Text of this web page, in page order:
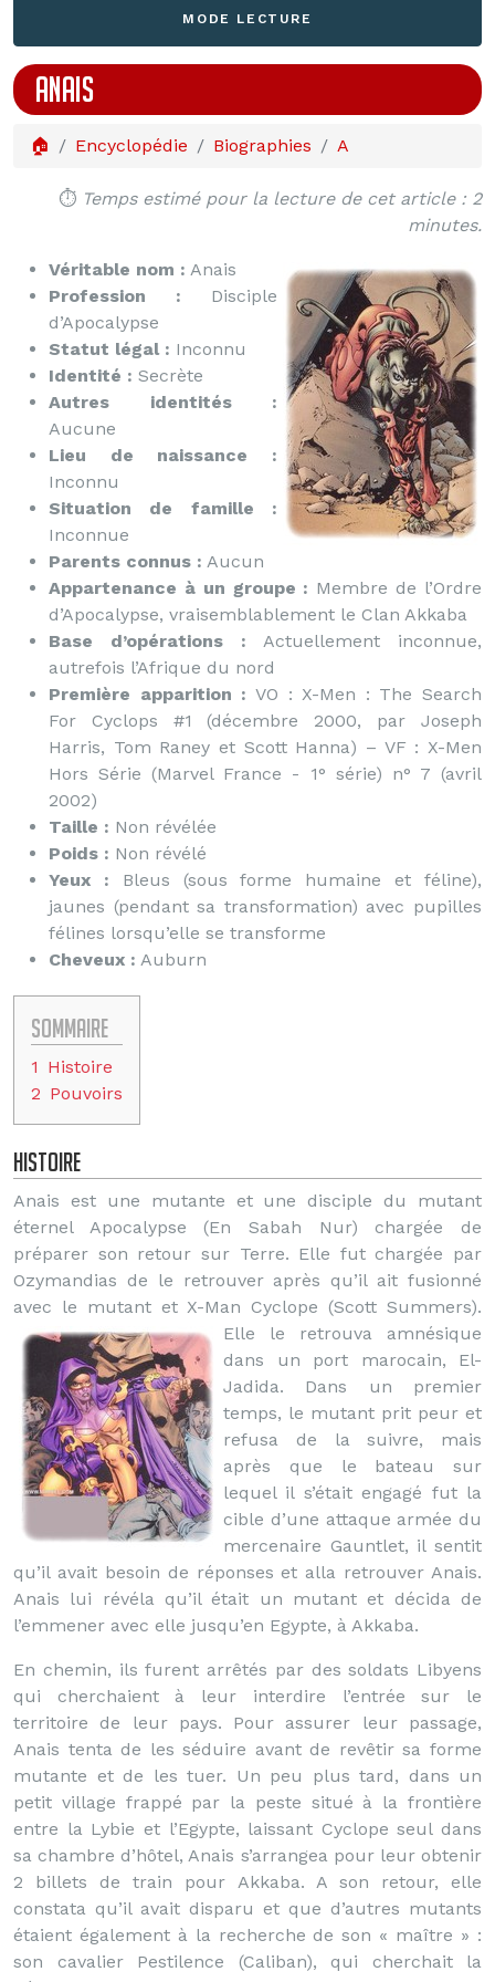
MODE LECTURE
ANAIS
🏠 Encyclopédie Biographies A
⏱️ Temps estimé pour la lecture de cet article : 2
minutes.
Véritable nom : Anais
Profession : Disciple
d’Apocalypse
Statut légal : Inconnu
Identité : Secrète
Autres identités :
Aucune
Lieu de naissance :
Inconnu
Situation de famille :
Inconnue
Parents connus : Aucun
Appartenance à un groupe : Membre de l’Ordre
d’Apocalypse, vraisemblablement le Clan Akkaba
Base d’opérations : Actuellement inconnue,
autrefois l’Afrique du nord
Première apparition : VO : X-Men : The Search
For Cyclops #1 (décembre 2000, par Joseph
Harris, Tom Raney et Scott Hanna) – VF : X-Men
Hors Série (Marvel France - 1° série) n° 7 (avril
2002)
Taille : Non révélée
Poids : Non révélé
Yeux : Bleus (sous forme humaine et féline),
jaunes (pendant sa transformation) avec pupilles
félines lorsqu’elle se transforme
Cheveux : Auburn
Sommaire
1 Histoire
2 Pouvoirs
Histoire
Anais est une mutante et une disciple du mutant
éternel Apocalypse (En Sabah Nur) chargée de
préparer son retour sur Terre. Elle fut chargée par
Ozymandias de le retrouver après qu’il ait fusionné
avec le mutant et X-Man Cyclope (Scott Summers).
Elle le retrouva amnésique
dans un port marocain, El-
Jadida. Dans un premier
temps, le mutant prit peur et
refusa de la suivre, mais
après que le bateau sur
lequel il s’était engagé fut la
cible d’une attaque armée du
mercenaire Gauntlet, il sentit
qu’il avait besoin de réponses et alla retrouver Anais.
Anais lui révéla qu’il était un mutant et décida de
l’emmener avec elle jusqu’en Egypte, à Akkaba.
En chemin, ils furent arrêtés par des soldats Libyens
qui cherchaient à leur interdire l’entrée sur le
territoire de leur pays. Pour assurer leur passage,
Anais tenta de les séduire avant de revêtir sa forme
mutante et de les tuer. Un peu plus tard, dans un
petit village frappé par la peste situé à la frontière
entre la Lybie et l’Egypte, laissant Cyclope seul dans
sa chambre d’hôtel, Anais s’arrangea pour leur obtenir
2 billets de train pour Akkaba. A son retour, elle
constata qu’il avait disparu et que d’autres mutants
étaient également à la recherche de son « maître » :
son cavalier Pestilence (Caliban), qui cherchait la